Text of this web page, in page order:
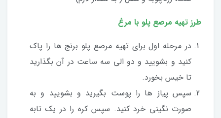
طرز تهیه مرصع پلو با مرغ
در مرحله اول برای تهیه مرصع پلو برنج ها را پاک
کنید و بشویید و دو الی سه ساعت در آن بگذارید
تا خیس بخورد.
سپس پیاز ها را پوست بگیرید و بشویید و به
صورت نگینی خرد کنید. سپس کره را در یک تابه